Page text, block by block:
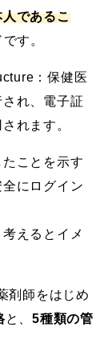
であるこ
す。
：保健医
れ、電子証
れます。
ことを示す
にログイン
考えるとイメ
剤師をはじめ
と、5種類の管